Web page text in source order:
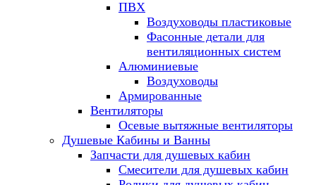
ПВХ
Воздуховоды пластиковые
Фасонные детали для
вентиляционных систем
Алюминиевые
Воздуховоды
Армированные
Вентиляторы
Осевые вытяжные вентиляторы
Душевые Кабины и Ванны
Запчасти для душевых кабин
Смесители для душевых кабин